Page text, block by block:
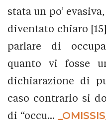
stata un po’
diventato chiaro
parlare di
quanto vi fosse
dichiarazione di
caso contrario si
di “occu...
_OMISSIS_